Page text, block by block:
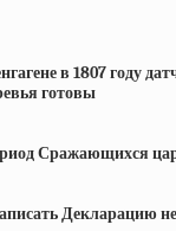
в 1807 году
готовы
Сражающихся
Декларацию